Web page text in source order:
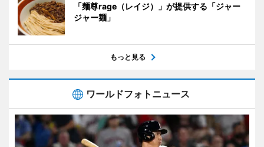
「麺尊rage（レイジ）」が提供する「ジャー
ジャー麺」
もっと見る
ワールドフォトニュース